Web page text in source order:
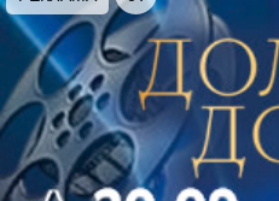
08:25– Подача
Место посадки: СПб,
остановка
Ориентир: остановка у
завода (пр-т Стачек, д.47)
08:35– Выезд по